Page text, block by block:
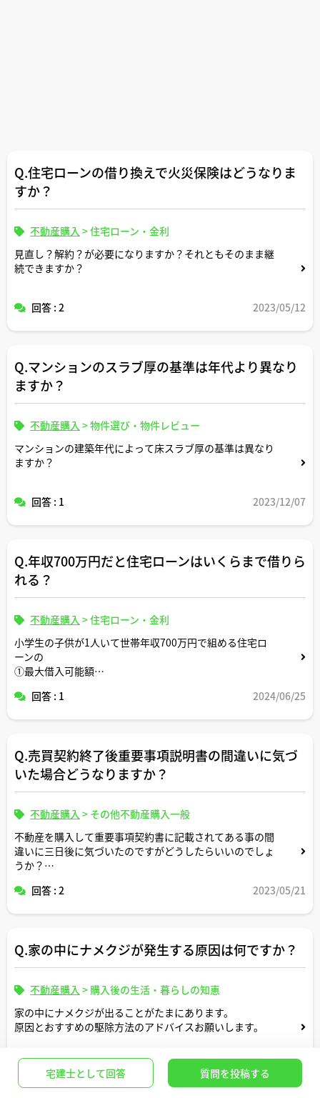
Q.住宅ローンの借り換えで火災保険はどうなりま
すか？
不動産購入 >住宅ローン・金利
見直し？解約？が必要になりますか？それともそのまま継
続できますか？
回答 : 2 2023/05/12
Q.マンションのスラブ厚の基準は年代より異なり
ますか？
不動産購入 >物件選び・物件レビュー
マンションの建築年代によって床スラブ厚の基準は異なり
ますか？
回答 : 1 2023/12/07
Q.年収700万円だと住宅ローンはいくらまで借りら
れる？
不動産購入 >住宅ローン・金利
小学生の子供が1人いて世帯年収700万円で組める住宅ロ
ーンの
①最大借入可能額
③生活切り詰めて頑張ればギリギリ返せる借入金額
回答 : 1 2024/06/25
Q.売買契約終了後重要事項説明書の間違いに気づ
いた場合どうなりますか？
不動産購入 > その他不動産購入一般
不動産を購入して重要事項契約書に記載されてある事の間
違いに三日後に気づいたのですがどうしたらいいのでしょ
うか？
補足 不動産屋のミスだと思います
回答 : 2 2023/05/21
Q.家の中にナメクジが発生する原因は何ですか？
不動産購入 > 購入後の生活・暮らしの知恵
家の中にナメクジが出ることがたまにあります。
原因とおすすめの駆除方法のアドバイスお願いします。
回答 : 1 2024/03/23
宅建士として回答 質問を投稿する